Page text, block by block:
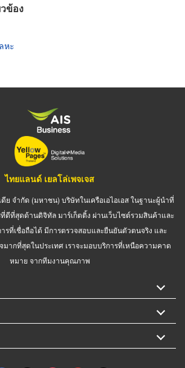
ข้อง
หะ
ไทยแลนด์ เยลโล่เพจเจส
ย จำกัด (มหาชน) บริษัทในเครือเอไอเอส ในฐานะผู้นำที่
ดีที่สุดด้านดิจิทัล มาร์เก็ตติ้ง ผ่านเว็บไซต์รวมสินค้าและ
รที่เชื่อถือได้ มีการตรวจสอบและยืนยันตัวตนจริง และ
ากที่สุดในประเทศ เราจะมอบบริการที่เหนือความคาด
หมาย จากทีมงานคุณภาพ